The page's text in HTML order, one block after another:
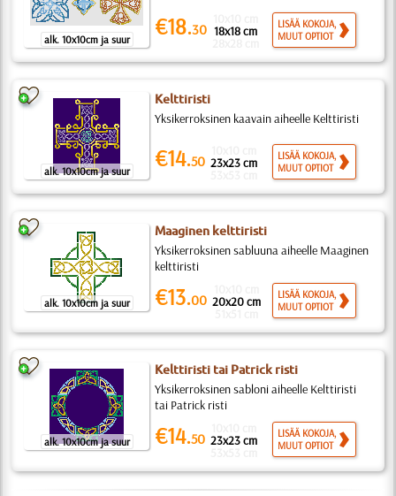
alk. 10x10cm ja suur €18.30 18x18 cm
LISÄÄ KOKOJA,
MUUT OPTIOT
alk. 10x10cm ja suur
Kelttiristi
Yksikerroksinen kaavain aiheelle Kelttiristi
€14.50 23x23 cm
LISÄÄ KOKOJA,
MUUT OPTIOT
alk. 10x10cm ja suur
Maaginen kelttiristi
Yksikerroksinen sabluuna aiheelle Maaginen
kelttiristi
€13.00 20x20 cm
LISÄÄ KOKOJA,
MUUT OPTIOT
alk. 10x10cm ja suur
Kelttiristi tai Patrick risti
Yksikerroksinen sabloni aiheelle Kelttiristi
tai Patrick risti
€14.50 23x23 cm
LISÄÄ KOKOJA,
MUUT OPTIOT